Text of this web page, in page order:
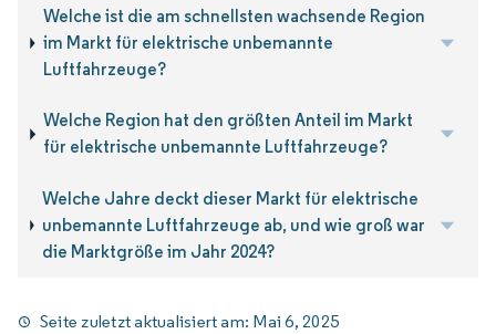
Welche ist die am schnellsten wachsende Region
im Markt für elektrische unbemannte
Luftfahrzeuge?
Welche Region hat den größten Anteil im Markt
für elektrische unbemannte Luftfahrzeuge?
Welche Jahre deckt dieser Markt für elektrische
unbemannte Luftfahrzeuge ab, und wie groß war
die Marktgröße im Jahr 2024?
Seite zuletzt aktualisiert am: Mai 6, 2025